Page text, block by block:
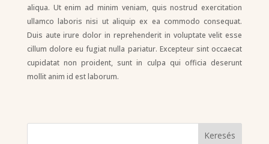
aliqua. Ut enim ad minim veniam, quis nostrud exercitation
ullamco laboris nisi ut aliquip ex ea commodo consequat.
Duis aute irure dolor in reprehenderit in voluptate velit esse
cillum dolore eu fugiat nulla pariatur. Excepteur sint occaecat
cupidatat non proident, sunt in culpa qui officia deserunt
mollit anim id est laborum.